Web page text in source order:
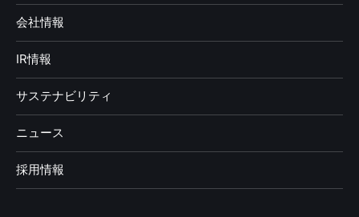
会社情報
IR情報
サステナビリティ
ニュース
採用情報